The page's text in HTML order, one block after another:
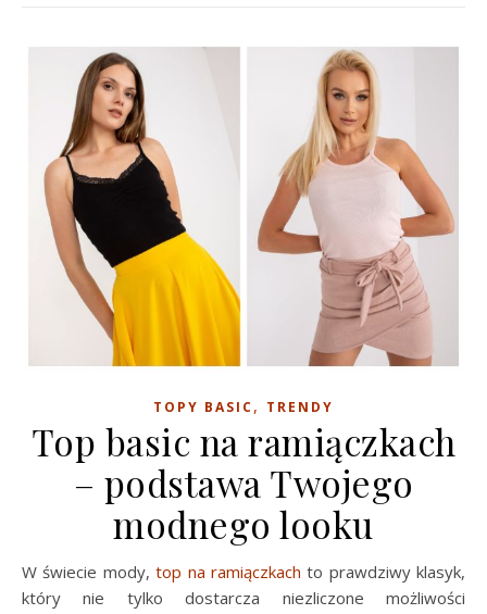
TOPY BASIC, TRENDY
Top basic na ramiączkach
– podstawa Twojego
modnego looku
W świecie mody,top na ramiączkach to prawdziwy klasyk,
który nie tylko dostarcza niezliczone możliwości